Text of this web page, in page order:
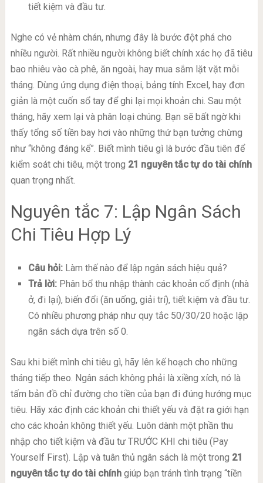
tiết kiệm và đầu tư.
Nghe có vẻ nhàm chán, nhưng đây là bước đột phá cho
nhiều người. Rất nhiều người không biết chính xác họ đã tiêu
bao nhiêu vào cà phê, ăn ngoài, hay mua sắm lặt vặt mỗi
tháng. Dùng ứng dụng điện thoại, bảng tính Excel, hay đơn
giản là một cuốn sổ tay để ghi lại mọi khoản chi. Sau một
tháng, hãy xem lại và phân loại chúng. Bạn sẽ bất ngờ khi
thấy tổng số tiền bay hơi vào những thứ bạn tưởng chừng
như “không đáng kể”. Biết mình tiêu gì là bước đầu tiên để
kiểm soát chi tiêu, một trong 21 nguyên tắc tự do tài chính
quan trọng nhất.
Nguyên tắc 7: Lập Ngân Sách
Chi Tiêu Hợp Lý
Câu hỏi:Làm thế nào để lập ngân sách hiệu quả?
Trả lời:Phân bổ thu nhập thành các khoản cố định (nhà
ở, đi lại), biến đổi (ăn uống, giải trí), tiết kiệm và đầu tư.
Có nhiều phương pháp như quy tắc 50/30/20 hoặc lập
ngân sách dựa trên số 0.
Sau khi biết mình chi tiêu gì, hãy lên kế hoạch cho những
tháng tiếp theo. Ngân sách không phải là xiềng xích, nó là
tấm bản đồ chỉ đường cho tiền của bạn đi đúng hướng mục
tiêu. Hãy xác định các khoản chi thiết yếu và đặt ra giới hạn
cho các khoản không thiết yếu. Luôn dành một phần thu
nhập cho tiết kiệm và đầu tư TRƯỚC KHI chi tiêu (Pay
Yourself First). Lập và tuân thủ ngân sách là một trong 21
nguyên tắc tự do tài chínhgiúp bạn tránh tình trạng “tiền